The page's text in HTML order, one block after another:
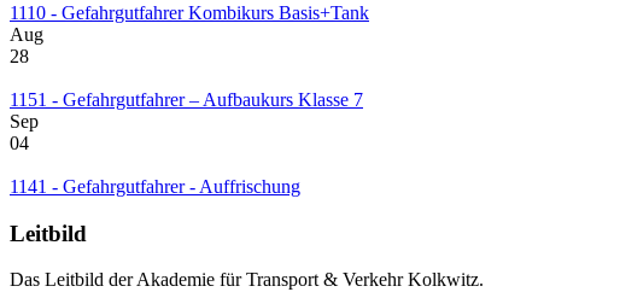
1110 - Gefahrgutfahrer Kombikurs Basis+Tank
Aug
28
1151 - Gefahrgutfahrer – Aufbaukurs Klasse 7
Sep
04
1141 - Gefahrgutfahrer - Auffrischung
Leitbild
Das Leitbild der Akademie für Transport & Verkehr Kolkwitz.